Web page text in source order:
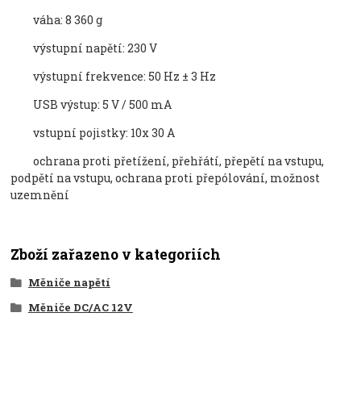
váha: 8 360g
výstupní napětí: 230 V
výstupní frekvence: 50 Hz ± 3 Hz
USB výstup: 5 V/500 mA
vstupní pojistky: 10x 30 A
ochrana proti přetížení, přehřátí, přepětí na vstupu,
podpětí na vstupu, ochrana proti přepólování, možnost
uzemnění
Zboží zařazeno v kategoriích
Měniče napětí
Měniče DC/AC 12V